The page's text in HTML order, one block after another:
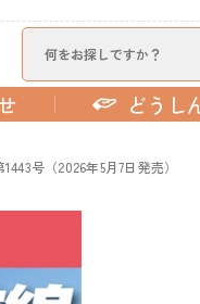
どうし
号（2026年5月7日発売）